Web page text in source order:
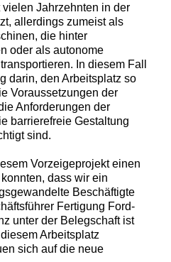
Jahrzehnten in der
allerdings zumeist als
die hinter
oder als autonome
In diesem Fall
darin, den Arbeitsplatz so
Voraussetzungen der
Anforderungen der
barrierefreie Gestaltung
sind.
Vorzeigeprojekt einen
dass wir ein
Beschäftigte
Fertigung Ford-
unter der Belegschaft ist
Arbeitsplatz
sich auf die neue